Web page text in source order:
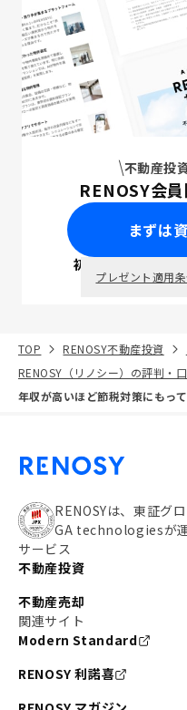
不動産投
RENOSY会員
まずは
初回面談で
プレゼント適用
TOP RENOSY不動産投資
RENOSY（リノシー）の評判・
年収が高いほど節税対策にもっ
RENOSYは、東証グ
GA technologiesが運
サービス
不動産投資
不動産売却
関連サイト
Modern Standard
RENOSY 利諾喜